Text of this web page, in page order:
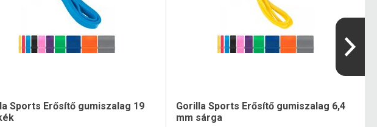
Sports Erősítő gumiszalag 19
Gorilla Sports Erősítő gumiszalag 6,4
mm sárga